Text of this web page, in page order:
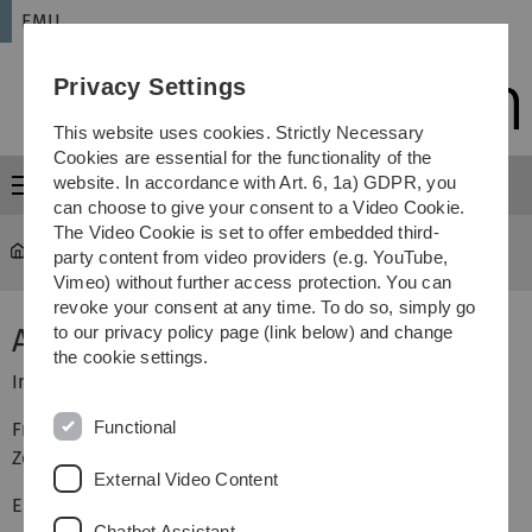
Skip
Skip
Skip
Skip
EMU
Menu
EMU ... 2015 Art Lectures
Art Lectures
Im MUZ gibt es etwas Neues: die Art Lectures
Freitags im Musikhaus, von 15 bis 16 Uhr, Musisches
Zentrum der Universität Ulm.
Eintritt frei.
Privacy Settings
This website uses cookies. Strictly Necessary
Cookies are essential for the functionality of the
website. In accordance with Art. 6, 1a) GDPR, you
can choose to give your consent to a Video Cookie.
The Video Cookie is set to offer embedded third-
party content from video providers (e.g. YouTube,
Vimeo) without further access protection. You can
revoke your consent at any time. To do so, simply go
to our privacy policy page (link below) and change
the cookie settings.
Functional
External Video Content